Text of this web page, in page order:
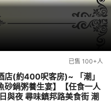
已售 100+人
店(約400呎客房)~ 「潮」
砂鍋粥養生宴】【任食一人
與夜 尋味鎮邦路美食街 潮